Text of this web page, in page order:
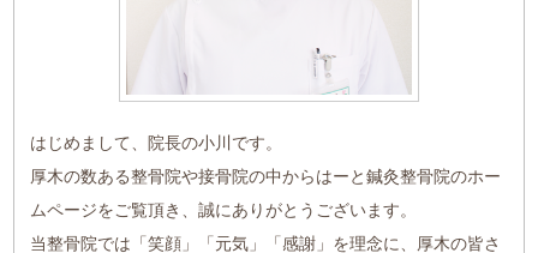
はじめまして、院長の小川です。
厚木の数ある整骨院や接骨院の中からはーと鍼灸整骨院のホー
ムページをご覧頂き、誠にありがとうございます。
当整骨院では「笑顔」「元気」「感謝」を理念に、厚木の皆さ